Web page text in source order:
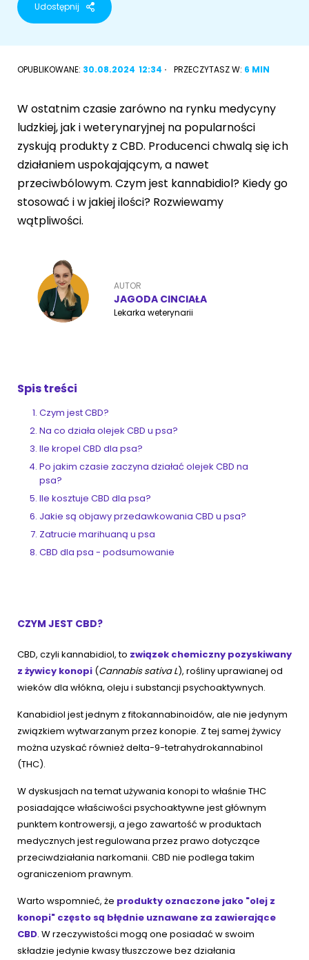
RASY PSÓW
Sznaucer miniaturowy
Golden retriever
Buldog francuski
Owczarek niemiecki
Wyszukiwarka ras psów
Przyjazne miejsca Adopcje
Kot perski
Kot rosyjski niebieski
Udostępnij
OPUBLIKOWANE: 30.08.2024 12:34 PRZECZYTASZ W: 6 MIN
W ostatnim czasie zarówno na rynku medycyny
ludzkiej, jak i weterynaryjnej na popularności
zyskują produkty z CBD. Producenci chwalą się ich
działaniem uspokajającym, a nawet
przeciwbólowym. Czym jest kannabidiol? Kiedy go
stosować i w jakiej ilości? Rozwiewamy
wątpliwości.
AUTOR
JAGODA CINCIAŁA
Lekarka weterynarii
Spis treści
Czym jest CBD?
Na co działa olejek CBD u psa?
Ile kropel CBD dla psa?
Po jakim czasie zaczyna działać olejek CBD na
psa?
Ile kosztuje CBD dla psa?
Jakie są objawy przedawkowania CBD u psa?
Zatrucie marihuaną u psa
CBD dla psa - podsumowanie
CZYM JEST CBD?
CBD, czyli kannabidiol, to związek chemiczny pozyskiwany
z żywicy konopi (Cannabis sativa L), rośliny uprawianej od
wieków dla włókna, oleju i substancji psychoaktywnych.
Kanabidiol jest jednym z fitokannabinoidów, ale nie jedynym
związkiem wytwarzanym przez konopie. Z tej samej żywicy
można uzyskać również delta-9-tetrahydrokannabinol
(THC).
W dyskusjach na temat używania konopi to właśnie THC
posiadające właściwości psychoaktywne jest głównym
punktem kontrowersji, a jego zawartość w produktach
medycznych jest regulowana przez prawo dotyczące
przeciwdziałania narkomanii. CBD nie podlega takim
ograniczeniom prawnym.
Warto wspomnieć, że produkty oznaczone jako "olej z
konopi" często są błędnie uznawane za zawierające
CBD. W rzeczywistości mogą one posiadać w swoim
składzie jedynie kwasy tłuszczowe bez działania